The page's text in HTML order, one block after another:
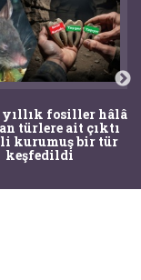
yıllık fosiller hâlâ
türlere ait çıktı
kurumuş bir tür
keşfedildi